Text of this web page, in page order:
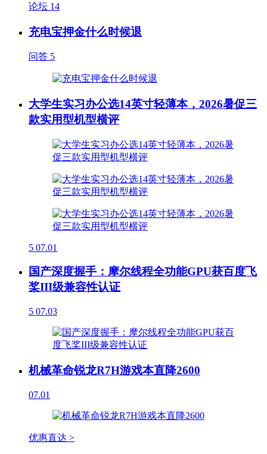
论坛 14
充电宝押金什么时候退
问答 5
大学生实习办公选14英寸轻薄本，2026暑促三
款实用型机型横评
5 07.01
国产深度握手：摩尔线程全功能GPU获百度飞
桨III级兼容性认证
5 07.03
机械革命锐龙R7H游戏本直降2600
07.01
优惠直达 >